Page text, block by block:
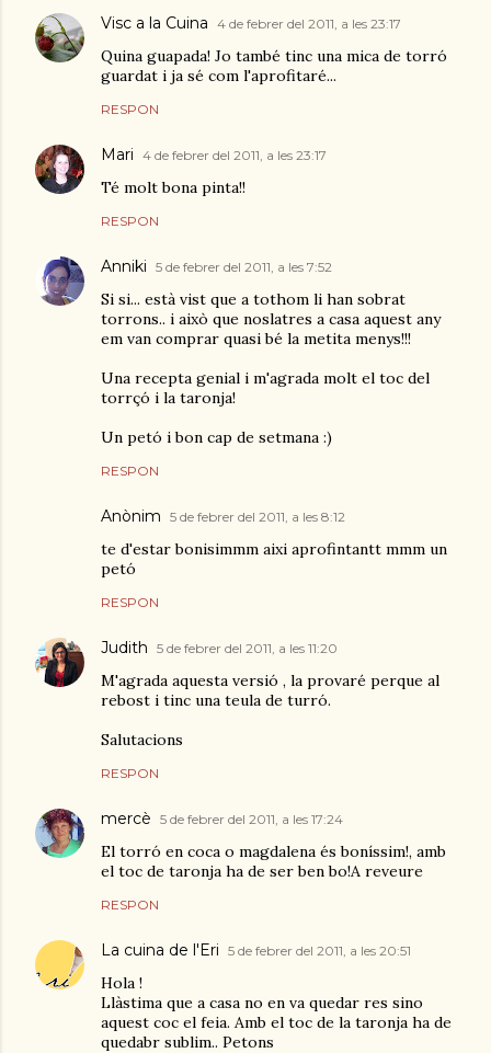
Visc a la Cuina 4 de febrer del 2011, a les 23:17
Quina guapada! Jo també tinc una mica de torró
guardat i ja sé com l'aprofitaré...
RESPON
Mari 4 de febrer del 2011, a les 23:17
Té molt bona pinta!!
RESPON
Anniki 5 de febrer del 2011, a les 7:52
Si si... està vist que a tothom li han sobrat
torrons.. i això que noslatres a casa aquest any
em van comprar quasi bé la metita menys!!!
Una recepta genial i m'agrada molt el toc del
torrçó i la taronja!
Un petó i bon cap de setmana :)
RESPON
Anònim 5 de febrer del 2011, a les 8:12
te d'estar bonisimmm aixi aprofintantt mmm un
petó
RESPON
Judith 5 de febrer del 2011, a les 11:20
M'agrada aquesta versió , la provaré perque al
rebost i tinc una teula de turró.
Salutacions
RESPON
mercè 5 de febrer del 2011, a les 17:24
El torró en coca o magdalena és boníssim!, amb
el toc de taronja ha de ser ben bo!A reveure
RESPON
La cuina de l'Eri 5 de febrer del 2011, a les 20:51
Hola !
Llàstima que a casa no en va quedar res sino
aquest coc el feia. Amb el toc de la taronja ha de
quedabr sublim.. Petons